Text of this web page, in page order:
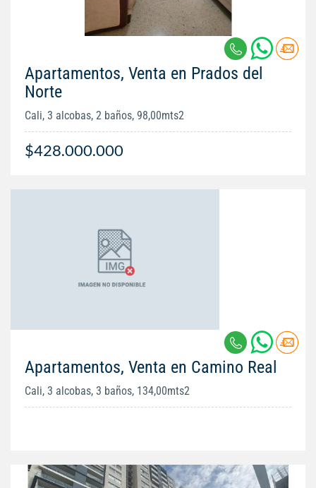
Apartamentos, Venta en Prados del
Norte
Cali, 3 alcobas, 2 baños, 98,00mts2
$428.000.000
Apartamentos, Venta en Camino Real
Cali, 3 alcobas, 3 baños, 134,00mts2